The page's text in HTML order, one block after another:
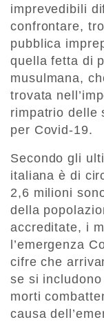
imprevedibili
confrontare,
pubblica
quella fetta di
musulmana,
trovata
rimpatrio delle
per Covid-19.
Secondo gli
italiana è di
2,6 milioni
della
accreditate, i
l’emergenza
cifre che
se si
morti
causa